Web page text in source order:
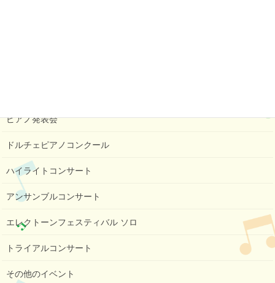
ピアノ発表会
ドルチェピアノコンクール
ハイライトコンサート
アンサンブルコンサート
エレクトーンフェスティバル ソロ
トライアルコンサート
その他のイベント